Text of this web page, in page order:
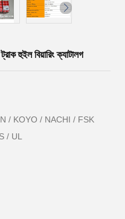
বিয়ারিং ক্যাটালগ
/ KOYO / NACHI / FSK
/ UL